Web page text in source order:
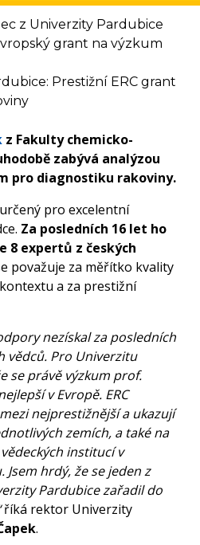
z Univerzity Pardubice
grant na výzkum
Prestižní ERC grant
z Fakulty chemicko-
zabývá analýzou
pro diagnostiku rakoviny.
pro excelentní
Za posledních 16 let ho
8 expertů z českých
považuje za měřítko kvality
a za prestižní
nezískal za posledních
vědců. Pro Univerzitu
se právě výzkum prof.
v Evropě. ERC
nejprestižnější a ukazují
zemích, a také na
institucí v
hrdý, že se jeden z
Pardubice zařadil do
říká rektor Univerzity
.